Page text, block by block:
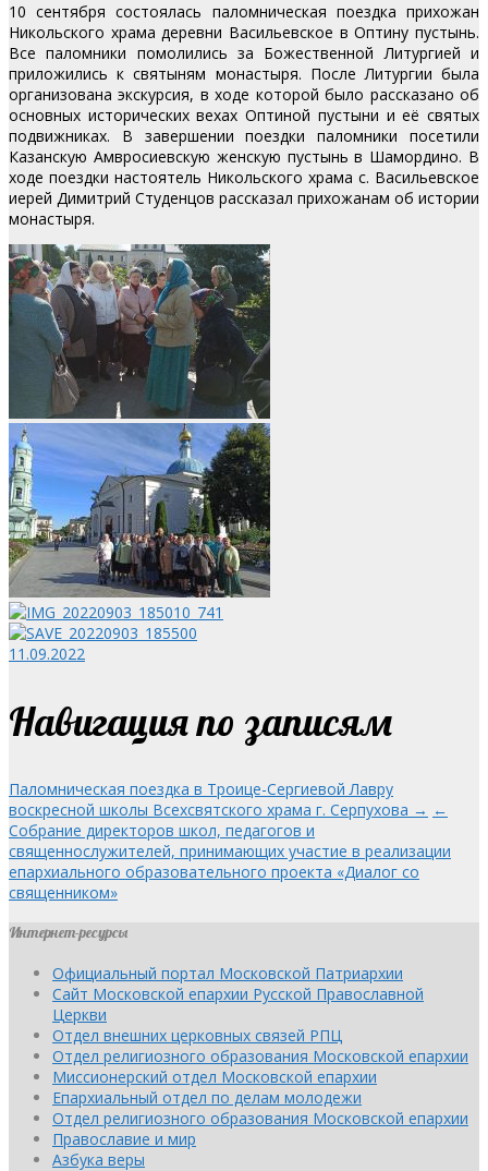
10 сентября состоялась паломническая поездка прихожан
Никольского храма деревни Васильевское в Оптину пустынь.
Все паломники помолились за Божественной Литургией и
приложились к святыням монастыря. После Литургии была
организована экскурсия, в ходе которой было рассказано об
основных исторических вехах Оптиной пустыни и её святых
подвижниках. В завершении поездки паломники посетили
Казанскую Амвросиевскую женскую пустынь в Шамордино. В
ходе поездки настоятель Никольского храма с. Васильевское
иерей Димитрий Студенцов рассказал прихожанам об истории
монастыря.
11.09.2022
Навигация по записям
Паломническая поездка в Троице-Сергиевой Лавру
воскресной школы Всехсвятского храма г. Серпухова → ←
Собрание директоров школ, педагогов и
священнослужителей, принимающих участие в реализации
епархиального образовательного проекта «Диалог со
священником»
Интернет-ресурсы
Официальный портал Московской Патриархии
Сайт Московской епархии Русской Православной
Церкви
Отдел внешних церковных связей РПЦ
Отдел религиозного образования Московской епархии
Миссионерский отдел Московской епархии
Епархиальный отдел по делам молодежи
Отдел религиозного образования Московской епархии
Православие и мир
Азбука веры